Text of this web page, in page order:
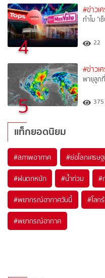
4
#ข่าวเ
ทำไม "
22
5
#ข่าวเ
พายุลูก
375
แท็กยอดนิยม
#สภาพอากาศ #ย่อโลกเศรษ
#ฝนตกหนัก #น้ำท่วม #
#พยากรณ์อากาศวันนี้ #โลก
#พยากรณ์อากาศ